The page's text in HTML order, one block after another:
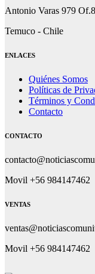
Antonio Varas 979
Temuco - Chile
ENLACES
Quiénes Somos
Políticas de
Términos y
Contacto
CONTACTO
Movil +56 984147462
VENTAS
Movil +56 984147462